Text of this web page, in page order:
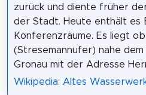
zurück und diente früher
der Stadt. Heute enthält es
Konferenzräume. Es liegt
(Stresemannufer) nahe dem
Gronau mit der Adresse
Wikipedia: Altes